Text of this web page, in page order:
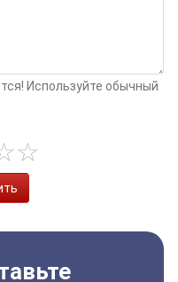
Используйте обычный